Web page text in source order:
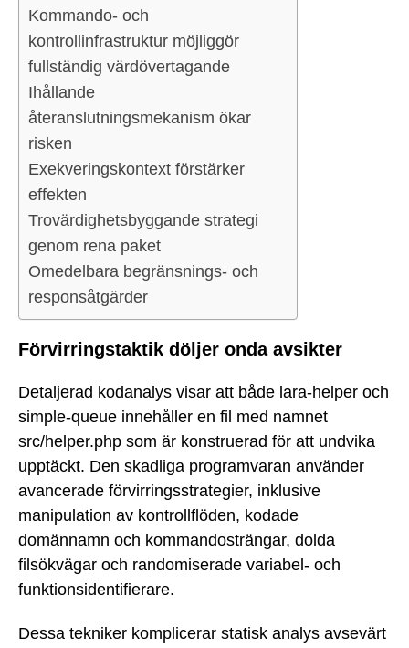
Kommando- och
kontrollinfrastruktur möjliggör
fullständig värdövertagande
Ihållande
återanslutningsmekanism ökar
risken
Exekveringskontext förstärker
effekten
Trovärdighetsbyggande strategi
genom rena paket
Omedelbara begränsnings- och
responsåtgärder
Förvirringstaktik döljer onda avsikter
Detaljerad kodanalys visar att både lara-helper och
simple-queue innehåller en fil med namnet
src/helper.php som är konstruerad för att undvika
upptäckt. Den skadliga programvaran använder
avancerade förvirringsstrategier, inklusive
manipulation av kontrollflöden, kodade
domännamn och kommandosträngar, dolda
filsökvägar och randomiserade variabel- och
funktionsidentifierare.
Dessa tekniker komplicerar statisk analys avsevärt